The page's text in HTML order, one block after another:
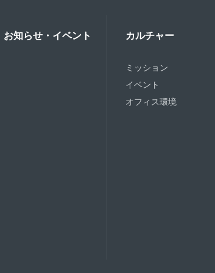
お知らせ・イベント カルチャー
ミッション
イベント
オフィス環境